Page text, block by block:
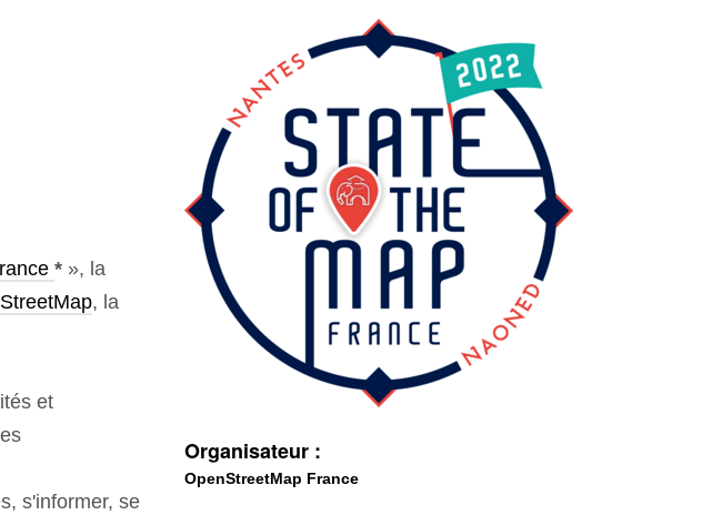
*», la
, la
et
s'informer, se
Organisateur :
OpenStreetMap France